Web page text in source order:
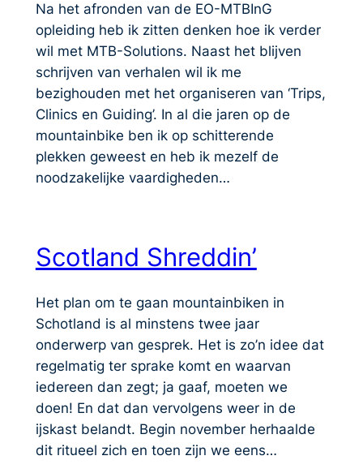
Na het afronden van de EO-MTBInG
opleiding heb ik zitten denken hoe ik verder
wil met MTB-Solutions. Naast het blijven
schrijven van verhalen wil ik me
bezighouden met het organiseren van ‘Trips,
Clinics en Guiding’. In al die jaren op de
mountainbike ben ik op schitterende
plekken geweest en heb ik mezelf de
noodzakelijke vaardigheden…
Scotland Shreddin’
Het plan om te gaan mountainbiken in
Schotland is al minstens twee jaar
onderwerp van gesprek. Het is zo’n idee dat
regelmatig ter sprake komt en waarvan
iedereen dan zegt; ja gaaf, moeten we
doen! En dat dan vervolgens weer in de
ijskast belandt. Begin november herhaalde
dit ritueel zich en toen zijn we eens…